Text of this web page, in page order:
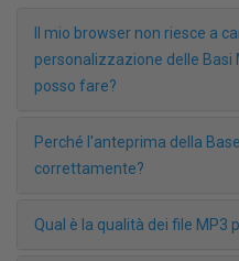
Il mio browser non riesce a
personalizzazione delle Basi
posso fare?
Perché l'anteprima della
correttamente?
Qual è la qualità dei file MP3